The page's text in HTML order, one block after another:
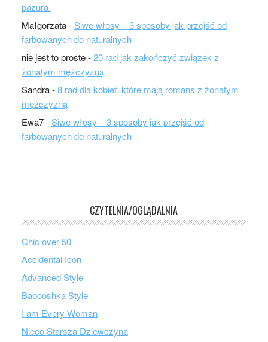
pazura.
Małgorzata-Siwe włosy – 3 sposoby jak przejść od
farbowanych do naturalnych
nie jest to proste-20 rad jak zakończyć związek z
żonatym mężczyzną
Sandra-8 rad dla kobiet, które mają romans z żonatym
mężczyzną
Ewa7-Siwe włosy – 3 sposoby jak przejść od
farbowanych do naturalnych
CZYTELNIA/OGLĄDALNIA
Chic over 50
Accidental Icon
Advanced Style
Babooshka Style
I am Every Woman
Nieco Starsza Dziewczyna